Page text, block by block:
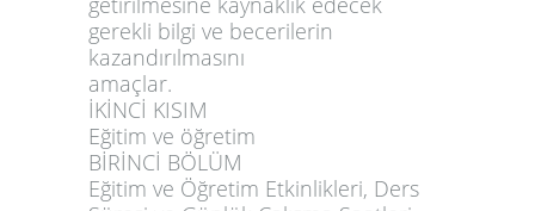
gerekli bilgi ve becerilerin
kazandırılmasını
amaçlar.
İKİNCİ KISIM
Eğitim ve öğretim
BİRİNCİ BÖLÜM
Eğitim ve Öğretim Etkinlikleri, Ders